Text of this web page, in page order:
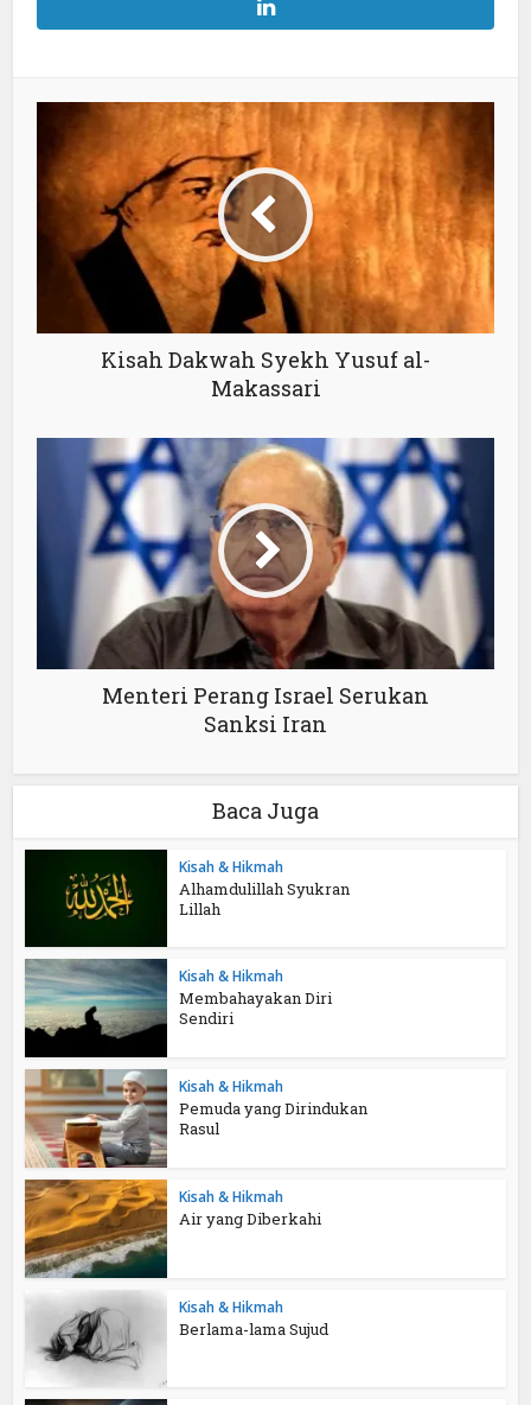
Kisah Dakwah Syekh Yusuf al-
Makassari
Menteri Perang Israel Serukan
Sanksi Iran
Baca Juga
Kisah & Hikmah
Alhamdulillah Syukran
Lillah
Kisah & Hikmah
Membahayakan Diri
Sendiri
Kisah & Hikmah
Pemuda yang Dirindukan
Rasul
Kisah & Hikmah
Air yang Diberkahi
Kisah & Hikmah
Berlama-lama Sujud